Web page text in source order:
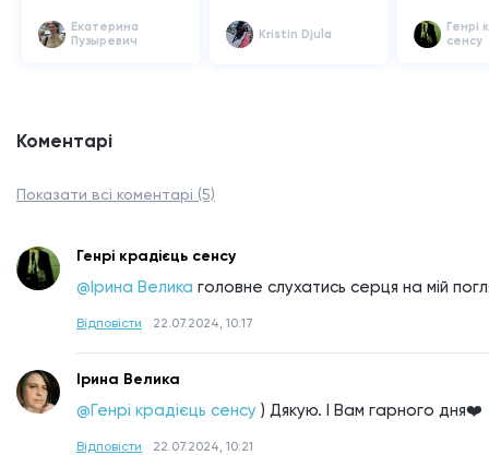
Екатерина
Пузыревич
Kristin Djula
Генрі
сенсу
Коментарі
Показати всі коментарі (5)
Генрі крадієць сенсу
@Ірина Велика головне слухатись серця на мій
Відповісти 22.07.2024, 10:17
Ірина Велика
@Генрі крадієць сенсу ) Дякую. І Вам гарного дня❤️
Відповісти 22.07.2024, 10:21